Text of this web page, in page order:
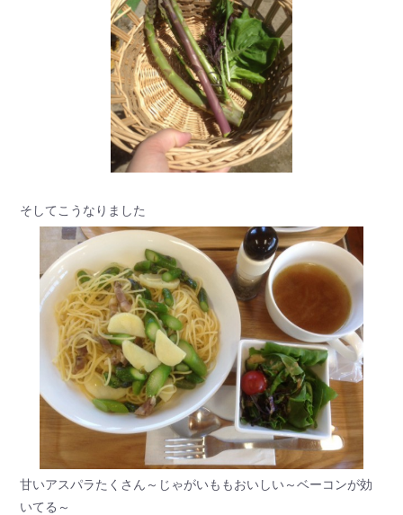
そしてこうなりました
甘いアスパラたくさん～じゃがいももおいしい～ベーコンが効
いてる～